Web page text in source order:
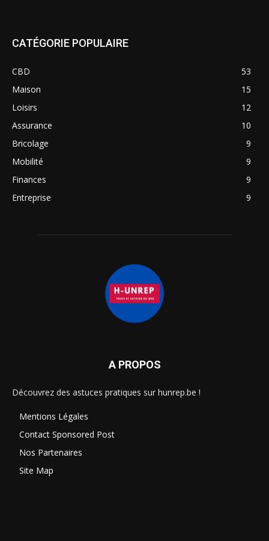
CATÉGORIE POPULAIRE
CBD
53
Maison
15
Loisirs
12
Assurance
10
Bricolage
9
Mobilité
9
Finances
9
Entreprise
9
A PROPOS
Découvrez des astuces pratiques sur hunrep.be !
Mentions Légales
Contact Sponsored Post
Nos Partenaires
Site Map